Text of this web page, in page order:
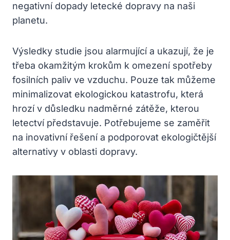
negativní dopady letecké dopravy na naši
planetu.
Výsledky studie jsou alarmující a ukazují, že je
třeba okamžitým krokům k omezení spotřeby
fosilních paliv ve vzduchu. Pouze tak můžeme
minimalizovat ekologickou katastrofu, která
hrozí v důsledku nadměrné zátěže, kterou
letectví představuje. Potřebujeme se zaměřit
na inovativní řešení a podporovat ekologičtější
alternativy v oblasti dopravy.